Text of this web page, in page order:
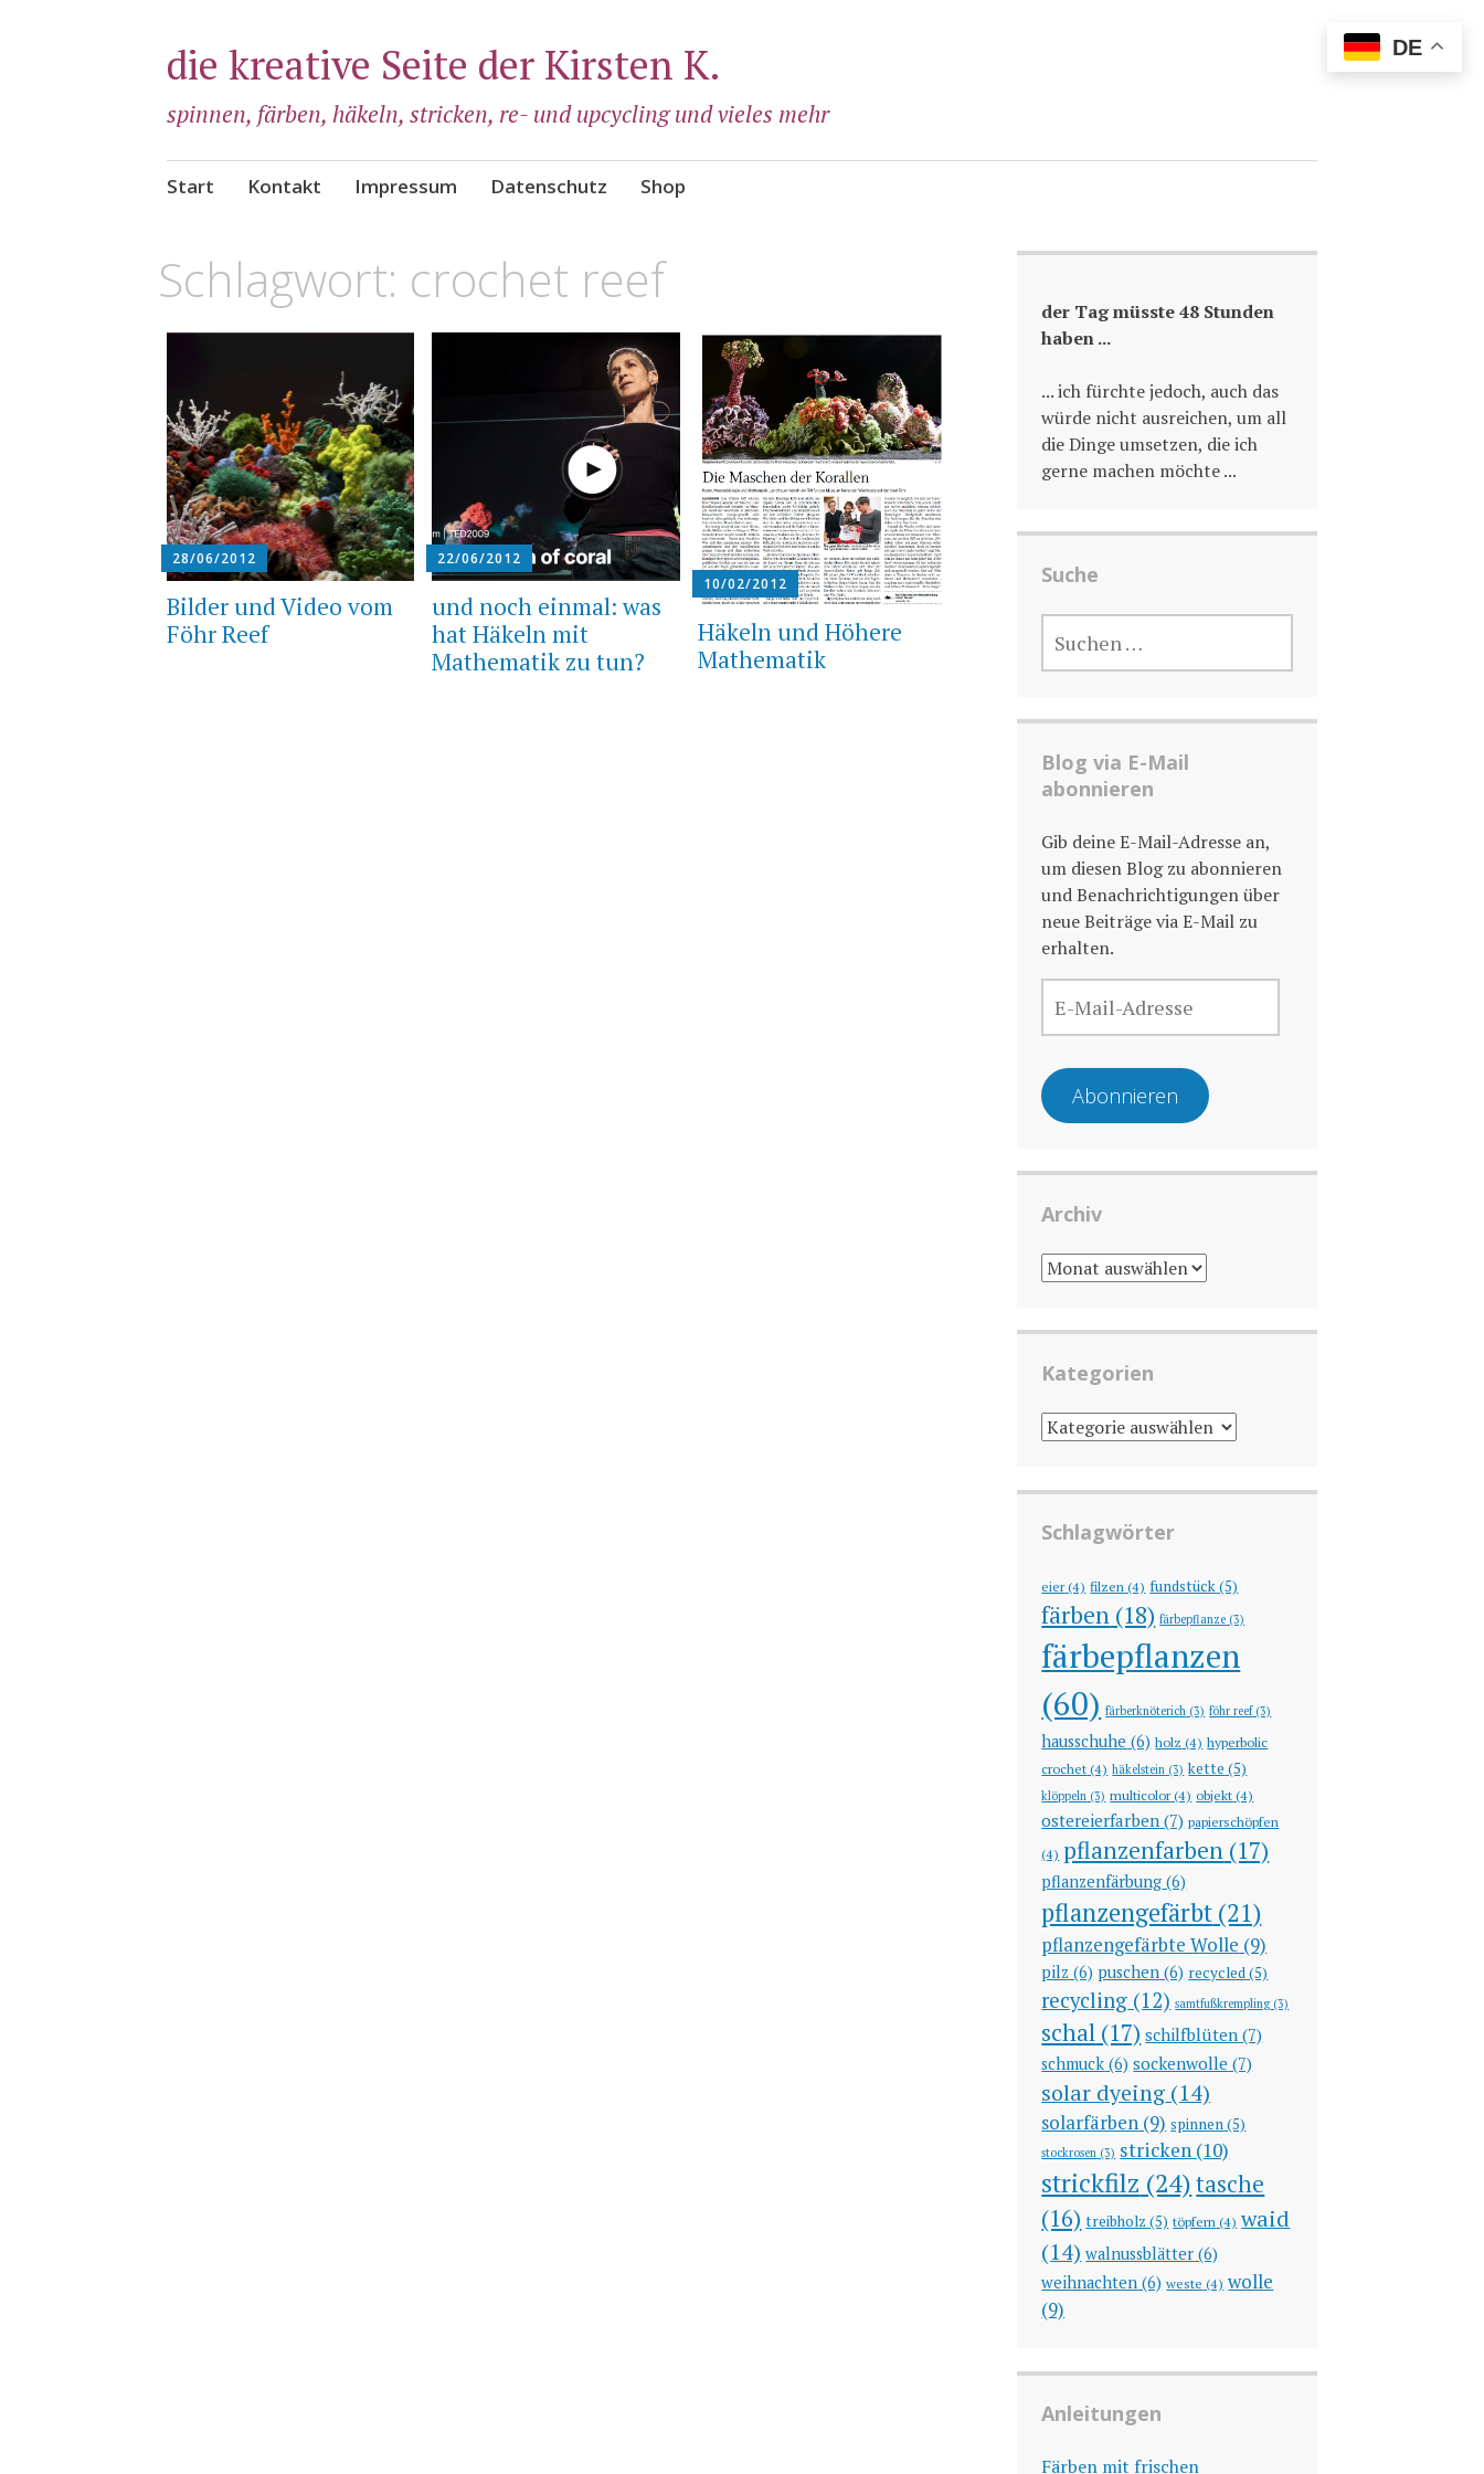
die kreative Seite der Kirsten K.
spinnen, färben, häkeln, stricken, re- und upcycling und vieles mehr
Zum
Start Kontakt Impressum Datenschutz Shop
Schlagwort: crochet reef
28/06/2012
Bilder und Video vom
Föhr Reef
22/06/2012
und noch einmal: was
hat Häkeln mit
Mathematik zu tun?
10/02/2012
Häkeln und Höhere
Mathematik
der Tag müsste 48 Stunden
haben ...
... ich fürchte jedoch, auch das
würde nicht ausreichen, um all
die Dinge umsetzen, die ich
gerne machen möchte ...
Suche
NACH:
Blog via E-Mail
abonnieren
Gib deine E-Mail-Adresse an,
um diesen Blog zu abonnieren
und Benachrichtigungen über
neue Beiträge via E-Mail zu
erhalten.
MAIL-
ADRESSE
Abonnieren
Archiv
ARCHIV
Kategorien
KATEGORIEN
Schlagwörter
eier(4) filzen(4) fundstück(5)
färben (18) färbepflanze (3)
färbepflanzen
(60) färberknöterich (3) föhr reef(3)
hausschuhe (6) holz (4) hyperbolic
crochet(4) häkelstein (3) kette (5)
klöppeln (3) multicolor(4) objekt(4)
ostereierfarben (7) papierschöpfen
(4) pflanzenfarben (17)
pflanzenfärbung (6)
pflanzengefärbt (21)
pflanzengefärbte Wolle (9)
pilz (6) puschen (6) recycled(5)
recycling (12) samtfußkrempling(3)
schal (17) schilfblüten (7)
schmuck (6) sockenwolle (7)
solar dyeing (14)
solarfärben (9) spinnen(5)
stockrosen (3) stricken (10)
strickfilz (24)tasche
(16) treibholz (5) töpfern(4) waid
(14) walnussblätter (6)
weihnachten (6) weste (4) wolle
(9)
Anleitungen
Färben mit frischen
DE